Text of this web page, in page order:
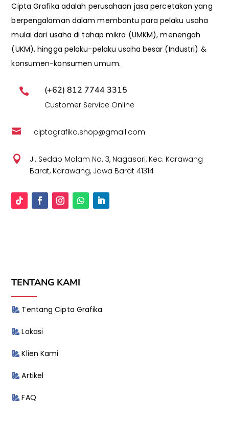
Cipta Grafika adalah perusahaan jasa percetakan yang
berpengalaman dalam membantu para pelaku usaha
mulai dari usaha di tahap mikro (UMKM), menengah
(UKM), hingga pelaku-pelaku usaha besar (Industri) &
konsumen-konsumen umum.
 (+62) 812 7744 3315
Customer Service Online
 ciptagrafika.shop@gmail.com

Jl. Sedap Malam No. 3, Nagasari, Kec. Karawang
Barat, Karawang, Jawa Barat 41314
TENTANG KAMI
Tentang Cipta Grafika
Lokasi
Klien Kami
Artikel
FAQ